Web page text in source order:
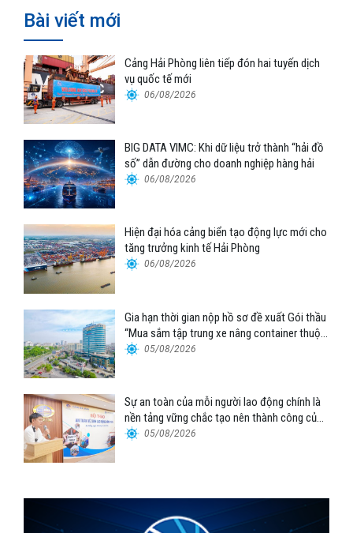
Bài viết mới
Cảng Hải Phòng liên tiếp đón hai tuyến dịch
vụ quốc tế mới
06/08/2026
BIG DATA VIMC: Khi dữ liệu trở thành “hải đồ
số” dẫn đường cho doanh nghiệp hàng hải
06/08/2026
Hiện đại hóa cảng biển tạo động lực mới cho
tăng trưởng kinh tế Hải Phòng
06/08/2026
Gia hạn thời gian nộp hồ sơ đề xuất Gói thầu
“Mua sắm tập trung xe nâng container thuộc
Tổng công ty Hàng hải Việt Nam – CTCP”
05/08/2026
Sự an toàn của mỗi người lao động chính là
nền tảng vững chắc tạo nên thành công của
Cảng Đà Nẵng
05/08/2026